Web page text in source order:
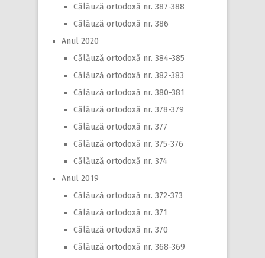
Călăuză ortodoxă nr. 387-388
Călăuză ortodoxă nr. 386
Anul 2020
Călăuză ortodoxă nr. 384-385
Călăuză ortodoxă nr. 382-383
Călăuză ortodoxă nr. 380-381
Călăuză ortodoxă nr. 378-379
Călăuză ortodoxă nr. 377
Călăuză ortodoxă nr. 375-376
Călăuză ortodoxă nr. 374
Anul 2019
Călăuză ortodoxă nr. 372-373
Călăuză ortodoxă nr. 371
Călăuză ortodoxă nr. 370
Călăuză ortodoxă nr. 368-369